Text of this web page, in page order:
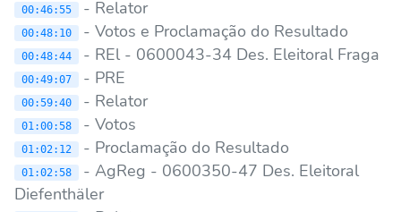
00:46:55 - Relator
00:48:10 - Votos e Proclamação do Resultado
00:48:44 - REl - 0600043-34 Des. Eleitoral Fraga
00:49:07 - PRE
00:59:40 - Relator
01:00:58 - Votos
01:02:12 - Proclamação do Resultado
01:02:58
- AgReg - 0600350-47 Des. Eleitoral
Diefenthäler